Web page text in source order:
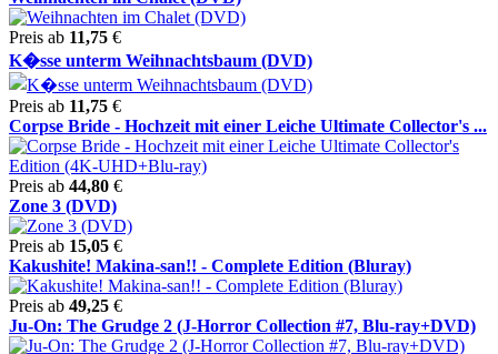
Preis ab 11,75 €
K�sse unterm Weihnachtsbaum (DVD)
Preis ab 11,75 €
Corpse Bride - Hochzeit mit einer Leiche Ultimate Collector's ...
Preis ab 44,80 €
Zone 3 (DVD)
Preis ab 15,05 €
Kakushite! Makina-san!! - Complete Edition (Bluray)
Preis ab 49,25 €
Ju-On: The Grudge 2 (J-Horror Collection #7, Blu-ray+DVD)